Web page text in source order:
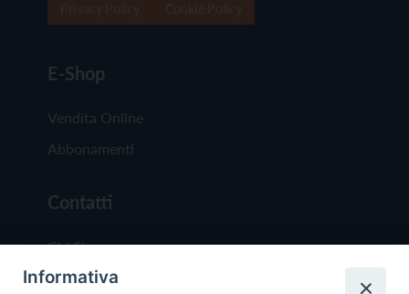
E-Shop
Vendita Online
Abbonamenti
Contatti
Chi Siamo
Redazione
Informativa